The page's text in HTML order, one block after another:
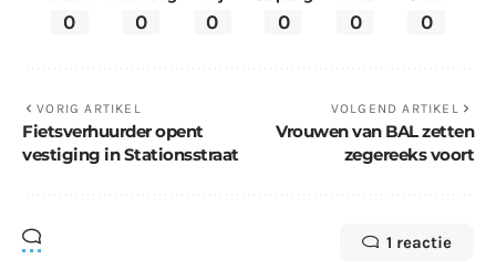
0 0 0 0 0 0
VORIG ARTIKEL
Fietsverhuurder opent
vestiging in Stationsstraat
VOLGEND ARTIKEL
Vrouwen van BAL zetten
zegereeks voort
1 reactie